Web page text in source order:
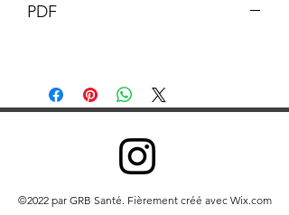
PDF
©2022 par GRB Santé. Fièrement créé avec Wix.com